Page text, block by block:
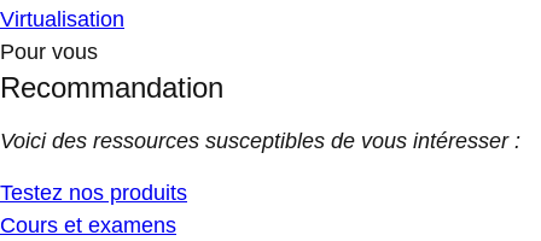
Virtualisation
Pour vous
Recommandation
Voici des ressources susceptibles de vous intéresser :
Testez nos produits
Cours et examens